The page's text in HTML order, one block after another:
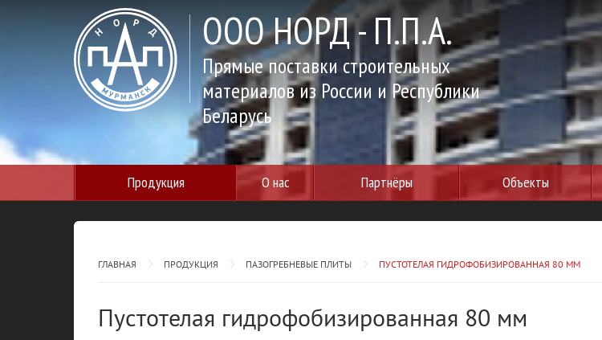
ООО НОРД - П.П.А.
Прямые поставки строительных
материалов из России и Республики
Беларусь
Продукция О нас Партнёры Объекты
ГЛАВНАЯ ПРОДУКЦИЯ ПАЗОГРЕБНЕВЫЕ ПЛИТЫ ПУСТОТЕЛАЯ ГИДРОФОБИЗИРОВАННАЯ 80 ММ
Пустотелая гидрофобизированная 80 мм